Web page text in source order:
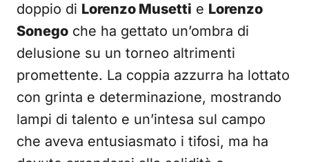
doppio di Lorenzo Musetti e Lorenzo
Sonego che ha gettato un’ombra di
delusione su un torneo altrimenti
promettente. La coppia azzurra ha lottato
con grinta e determinazione, mostrando
lampi di talento e un’intesa sul campo
che aveva entusiasmato i tifosi, ma ha